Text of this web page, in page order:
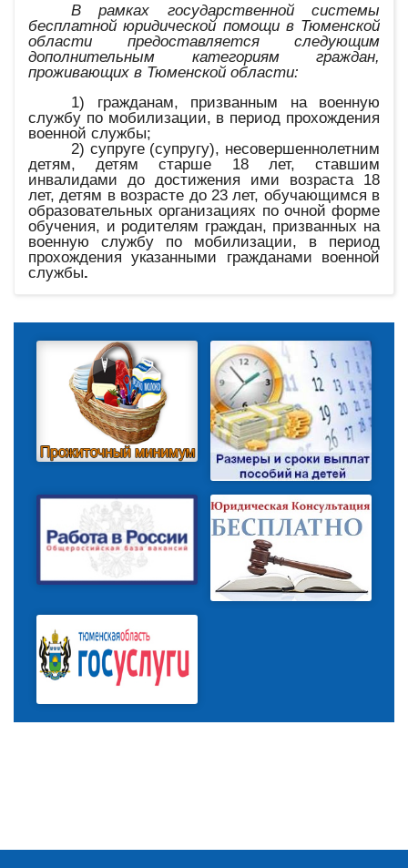
В рамках государственной системы
бесплатной юридической помощи в Тюменской
области предоставляется следующим
дополнительным категориям граждан,
проживающих в Тюменской области:
1) гражданам, призванным на военную
службу по мобилизации, в период прохождения
военной службы;
2) супруге (супругу), несовершеннолетним
детям, детям старше 18 лет, ставшим
инвалидами до достижения ими возраста 18
лет, детям в возрасте до 23 лет, обучающимся в
образовательных организациях по очной форме
обучения, и родителям граждан, призванных на
военную службу по мобилизации, в период
прохождения указанными гражданами военной
службы.